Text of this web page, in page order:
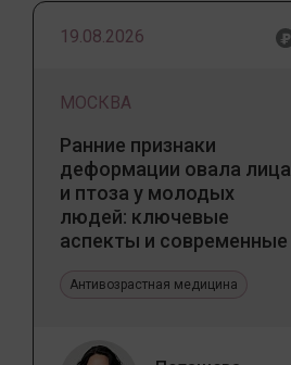
19.08.2026
МОСКВА
Ранние признаки
деформации овала лица
и птоза у молодых
людей: ключевые
аспекты и современные
Антивозрастная медицина